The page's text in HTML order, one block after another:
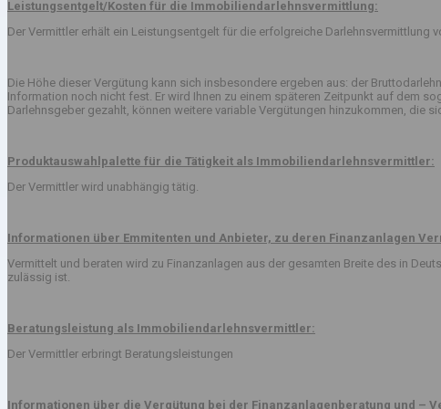
Leistungsentgelt/Kosten für die Immobiliendarlehnsvermittlung:
Der Vermittler erhält ein Leistungsentgelt für die erfolgreiche Darlehnsvermittlung
Die Höhe dieser Vergütung kann sich insbesondere ergeben aus: der
Information noch nicht fest. Er wird Ihnen zu einem späteren Zeitpunkt auf dem
Darlehnsgeber gezahlt, können weitere variable Vergütungen hinzukommen, die
Produktauswahlpalette für die Tätigkeit als Immobiliendarlehnsvermittler:
Der Vermittler wird unabhängig tätig.
Informationen über Emmitenten und Anbieter, zu deren Finanzanlagen
Vermittelt und beraten wird zu Finanzanlagen aus der gesamten Breite des in
zulässig ist.
Beratungsleistung als Immobiliendarlehnsvermittler:
Der Vermittler erbringt Beratungsleistungen
Informationen über die Vergütung bei der Finanzanlagenberatung und –